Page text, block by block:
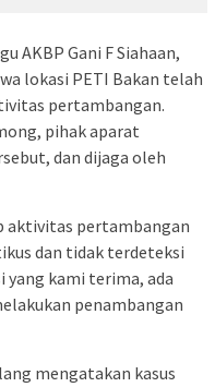
AKBP Gani F Siahaan,
lokasi PETI Bakan telah
pertambangan.
pihak aparat
dan dijaga oleh
aktivitas pertambangan
dan tidak terdeteksi
yang kami terima, ada
penambangan
mengatakan kasus